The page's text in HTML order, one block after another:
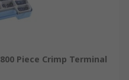
Piece Crimp Terminal